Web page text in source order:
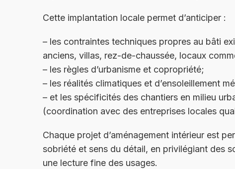
Cette implantation locale permet d’anticiper :
– les contraintes techniques propres au bâti
anciens, villas, rez-de-chaussée, locaux
– les règles d’urbanisme et copropriété;
– les réalités climatiques et d’ensoleillement
– et les spécificités des chantiers en milieu
(coordination avec des entreprises locales
Chaque projet d’aménagement intérieur est
sobriété et sens du détail, en privilégiant des
une lecture fine des usages.